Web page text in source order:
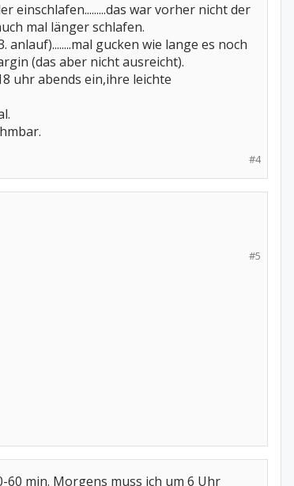
einschlafen.........das war vorher nicht der
mal länger schlafen.
gucken wie lange es noch
(das aber nicht ausreicht).
uhr abends ein,ihre leichte
#4
#5
60 min. Morgens muss ich um 6 Uhr